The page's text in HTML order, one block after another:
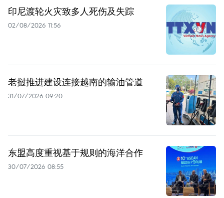
印尼渡轮火灾致多人死伤及失踪
02/08/2026 11:56
老挝推进建设连接越南的输油管道
31/07/2026 09:20
东盟高度重视基于规则的海洋合作
30/07/2026 08:55